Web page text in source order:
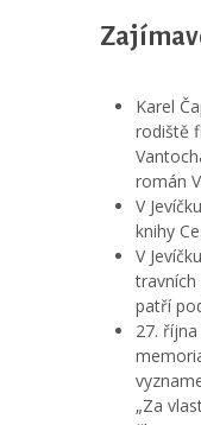
Karel
rodiště
román
V
knihy
V
travních
patří
27.
„Za